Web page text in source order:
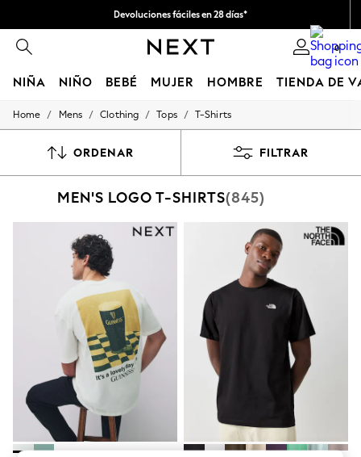
Devoluciones fáciles en 28 días*
Nos hacemos cargo de todos los impuestos 0
NIÑA NIÑO BEBÉ MUJER HOMBRE TIENDA DE
GIRLS
50 - 92cm
140 - 174cm
Trending: Clogs
Toy Story
THE SET
All Clothing
Coats & Jackets
Sweatshirts & Hoodies
Knitwear
Cardigans
Dresses
Sets & Outfits
Tops
T-Shirts
Nightwear & Pyjamas
Trousers & Leggings
Bodysuits & Vests
Home / Mens / Clothing / Tops / T-Shirts
ORDENAR FILTRAR
MEN'S LOGO T-SHIRTS(845)